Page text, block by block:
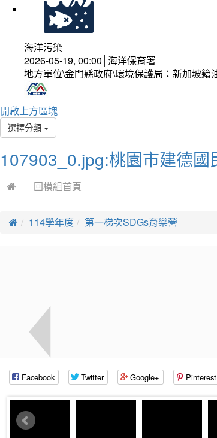
海洋污染
2026-05-19, 00:00│海洋保育署
地方單位\金門縣政府\環境保護局：新加坡籍
開啟上方區塊
選擇分類
107903_0.jpg:桃園市建德國
回模組首頁
114學年度 第一梯次SDGs育樂營
Facebook Twitter Google+ Pinterest